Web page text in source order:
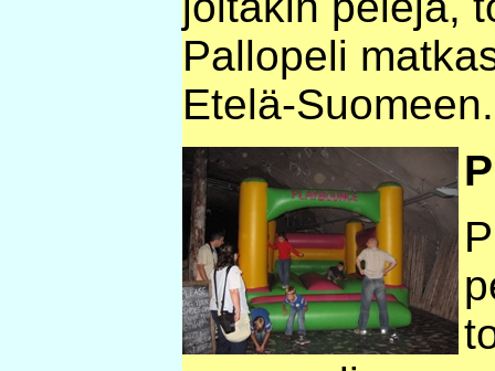
Pallopeli
Etelä-Suomeen.